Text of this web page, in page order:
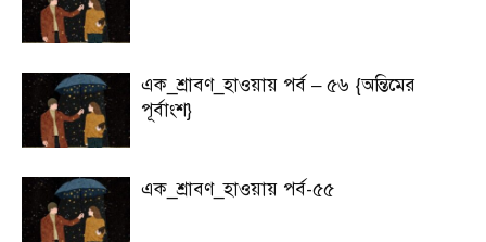
এক_শ্রাবণ_হাওয়ায় পর্ব – ৫৬ {অন্তিমের
পূর্বাংশ}
এক_শ্রাবণ_হাওয়ায় পর্ব-৫৫